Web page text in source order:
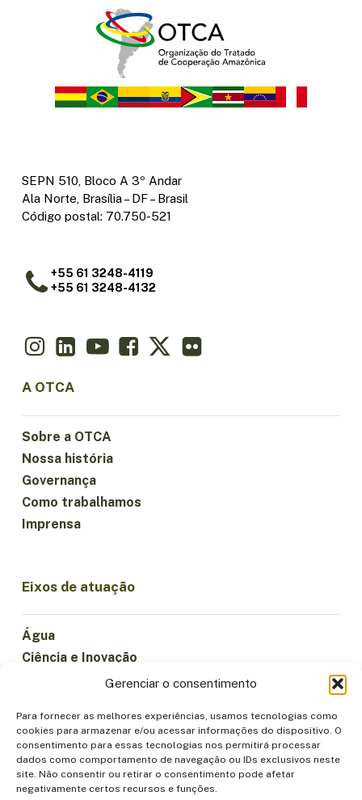
Gerenciar o consentimento
Para fornecer as melhores experiências, usamos tecnologias como
cookies para armazenar e/ou acessar informações do dispositivo. O
consentimento para essas tecnologias nos permitirá processar
dados como comportamento de navegação ou IDs exclusivos neste
site. Não consentir ou retirar o consentimento pode afetar
negativamente certos recursos e funções.
SEPN 510, Bloco A 3º Andar
Ala Norte, Brasília – DF – Brasil
Código postal: 70.750-521
+55 61 3248-4119
+55 61 3248-4132
A OTCA
Sobre a OTCA
Nossa história
Governança
Como trabalhamos
Imprensa
Eixos de atuação
Água
Ciência e Inovação
Florestas e Biodiversidade
Institucionalidade
Participação
Povos Indígenas